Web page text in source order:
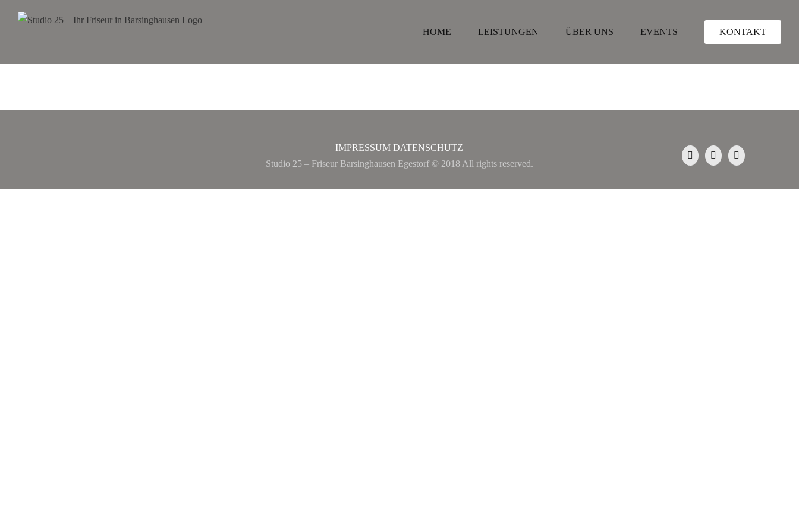
HOME LEISTUNGEN ÜBER UNS EVENTS KONTAKT
IMPRESSUM DATENSCHUTZ
Studio 25 – Friseur Barsinghausen Egestorf © 2018 All rights reserved.